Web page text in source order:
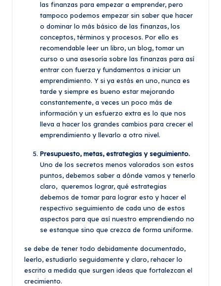
las finanzas para empezar a emprender, pero
tampoco podemos empezar sin saber que hacer
o dominar lo más básico de las finanzas, los
conceptos, términos y procesos. Por ello es
recomendable leer un libro, un blog, tomar un
curso o una asesoría sobre las finanzas para así
entrar con fuerza y fundamentos a iniciar un
emprendimiento. Y si ya estás en uno, nunca es
tarde y siempre es bueno estar mejorando
constantemente, a veces un poco más de
información y un esfuerzo extra es lo que nos
lleva a hacer los grandes cambios para crecer el
emprendimiento y llevarlo a otro nivel.
Presupuesto, metas, estrategias y seguimiento.
Uno de los secretos menos valorados son estos
puntos, debemos saber a dónde vamos y tenerlo
claro, queremos lograr, qué estrategias
debemos de tomar para lograr esto y hacer el
respectivo seguimiento de cada uno de estos
aspectos para que así nuestro emprendiendo no
se estanque sino que crezca de forma uniforme.
se debe de tener todo debidamente documentado,
leerlo, estudiarlo seguidamente y claro, rehacer lo
escrito a medida que surgen ideas que fortalezcan el
crecimiento.